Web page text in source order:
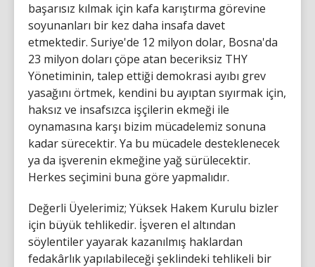
başarısız kılmak için kafa karıştırma görevine
soyunanları bir kez daha insafa davet
etmektedir. Suriye'de 12 milyon dolar, Bosna'da
23 milyon doları çöpe atan beceriksiz THY
Yönetiminin, talep ettiği demokrasi ayıbı grev
yasağını örtmek, kendini bu ayıptan sıyırmak için,
haksız ve insafsızca işçilerin ekmeği ile
oynamasına karşı bizim mücadelemiz sonuna
kadar sürecektir. Ya bu mücadele desteklenecek
ya da işverenin ekmeğine yağ sürülecektir.
Herkes seçimini buna göre yapmalıdır.
Değerli Üyelerimiz; Yüksek Hakem Kurulu bizler
için büyük tehlikedir. İşveren el altından
söylentiler yayarak kazanılmış haklardan
fedakârlık yapılabileceği şeklindeki tehlikeli bir